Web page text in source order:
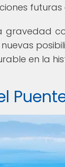
gravedad
en la